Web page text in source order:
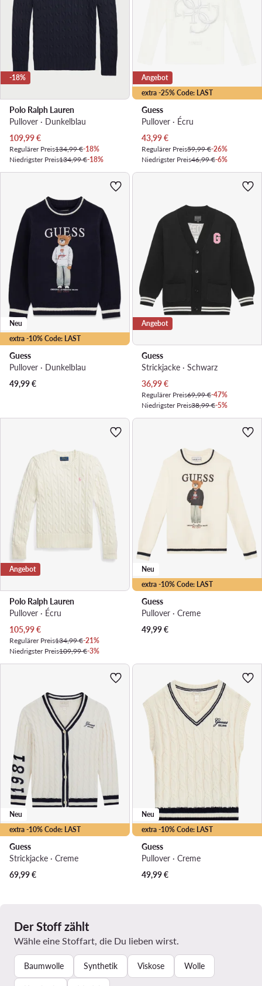
-18%
Polo Ralph Lauren
Pullover · Dunkelblau
Aktueller Preis
109,99€
Regulärer Preis134,99 €-18%
Niedrigster Preis134,99 €-18%
extra -25% Code: LAST
Angebot
Guess
Pullover · Écru
Aktueller Preis
43,99€
Regulärer Preis59,99 €-26%
Niedrigster Preis46,99 €-6%
extra -10% Code: LAST
Neu
Guess
Pullover · Dunkelblau
49,99€
Angebot
Guess
Strickjacke · Schwarz
Aktueller Preis
36,99€
Regulärer Preis69,99 €-47%
Niedrigster Preis38,99 €-5%
Angebot
Polo Ralph Lauren
Pullover · Écru
Aktueller Preis
105,99€
Regulärer Preis134,99 €-21%
Niedrigster Preis109,99 €-3%
extra -10% Code: LAST
Neu
Guess
Pullover · Creme
49,99€
extra -10% Code: LAST
Neu
Guess
Strickjacke · Creme
69,99€
extra -10% Code: LAST
Neu
Guess
Pullover · Creme
49,99€
Der Stoff zählt
Wähle eine Stoffart, die Du lieben wirst.
Baumwolle Synthetik Viskose Wolle